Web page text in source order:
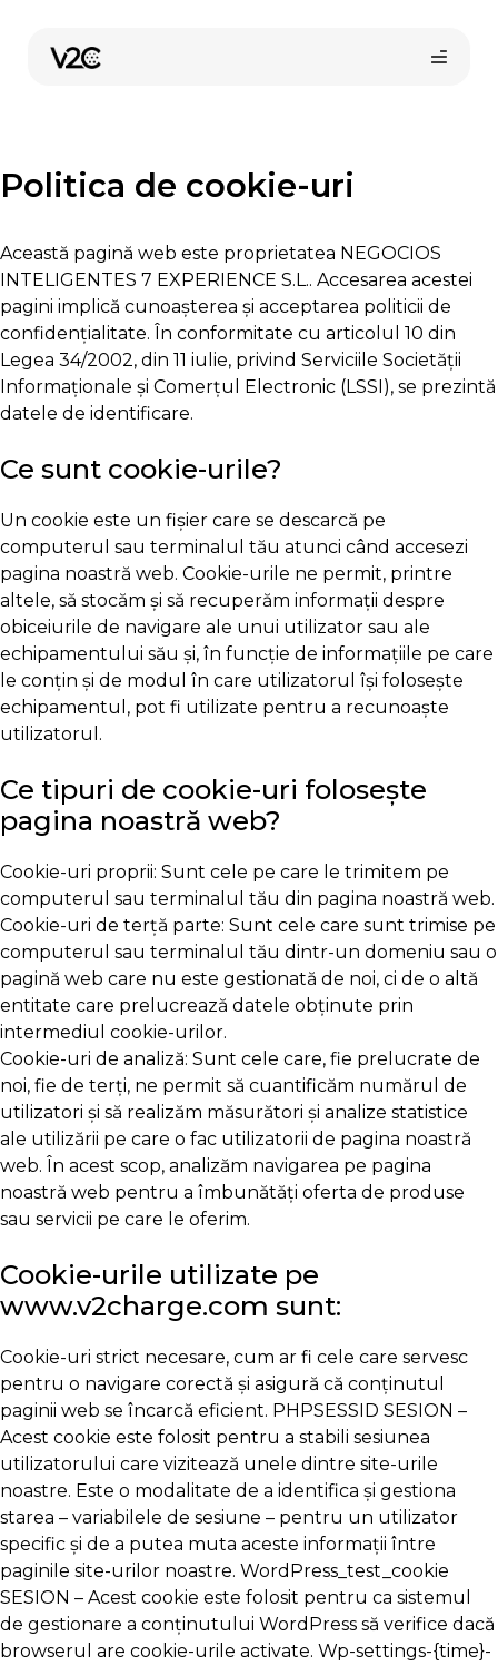
conținut
Politica de cookie-uri
Această pagină web este proprietatea NEGOCIOS
INTELIGENTES 7 EXPERIENCE S.L.. Accesarea acestei
pagini implică cunoașterea și acceptarea politicii de
confidențialitate. În conformitate cu articolul 10 din
Legea 34/2002, din 11 iulie, privind Serviciile Societății
Informaționale și Comerțul Electronic (LSSI), se prezintă
datele de identificare.
Ce sunt cookie-urile?
Un cookie este un fișier care se descarcă pe
computerul sau terminalul tău atunci când accesezi
pagina noastră web. Cookie-urile ne permit, printre
altele, să stocăm și să recuperăm informații despre
obiceiurile de navigare ale unui utilizator sau ale
echipamentului său și, în funcție de informațiile pe care
le conțin și de modul în care utilizatorul își folosește
echipamentul, pot fi utilizate pentru a recunoaște
utilizatorul.
Ce tipuri de cookie-uri folosește
pagina noastră web?
Cookie-uri proprii: Sunt cele pe care le trimitem pe
computerul sau terminalul tău din pagina noastră web.
Cookie-uri de terță parte: Sunt cele care sunt trimise pe
computerul sau terminalul tău dintr-un domeniu sau o
pagină web care nu este gestionată de noi, ci de o altă
entitate care prelucrează datele obținute prin
intermediul cookie-urilor.
Cookie-uri de analiză: Sunt cele care, fie prelucrate de
noi, fie de terți, ne permit să cuantificăm numărul de
utilizatori și să realizăm măsurători și analize statistice
ale utilizării pe care o fac utilizatorii de pagina noastră
web. În acest scop, analizăm navigarea pe pagina
noastră web pentru a îmbunătăți oferta de produse
sau servicii pe care le oferim.
Cookie-urile utilizate pe
www.v2charge.com sunt:
Cookie-uri strict necesare, cum ar fi cele care servesc
pentru o navigare corectă și asigură că conținutul
paginii web se încarcă eficient. PHPSESSID SESION –
Acest cookie este folosit pentru a stabili sesiunea
utilizatorului care vizitează unele dintre site-urile
noastre. Este o modalitate de a identifica și gestiona
starea – variabilele de sesiune – pentru un utilizator
specific și de a putea muta aceste informații între
paginile site-urilor noastre. WordPress_test_cookie
SESION – Acest cookie este folosit pentru ca sistemul
de gestionare a conținutului WordPress să verifice dacă
browserul are cookie-urile activate. Wp-settings-{time}-